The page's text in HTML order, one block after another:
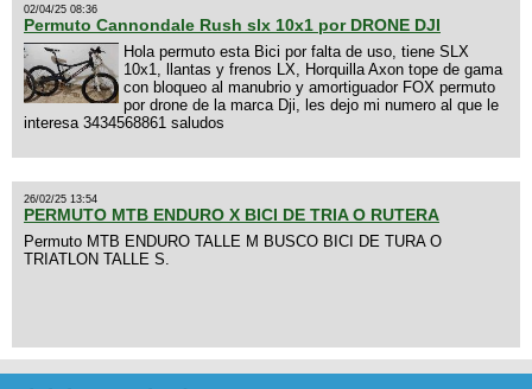
02/04/25 08:36
Permuto Cannondale Rush slx 10x1 por DRONE DJI
Hola permuto esta Bici por falta de uso, tiene SLX
10x1, llantas y frenos LX, Horquilla Axon tope de gama
con bloqueo al manubrio y amortiguador FOX permuto
por drone de la marca Dji, les dejo mi numero al que le
interesa 3434568861 saludos
26/02/25 13:54
PERMUTO MTB ENDURO X BICI DE TRIA O RUTERA
Permuto MTB ENDURO TALLE M BUSCO BICI DE TURA O
TRIATLON TALLE S.